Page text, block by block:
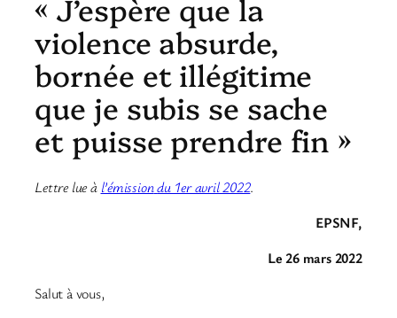
« J’espère que la
violence absurde,
bornée et illégitime
que je subis se sache
et puisse prendre fin »
Lettre lueà l’émissiondu 1er avril 2022.
EPSNF,
Le 26 mars 2022
Salut à vous,